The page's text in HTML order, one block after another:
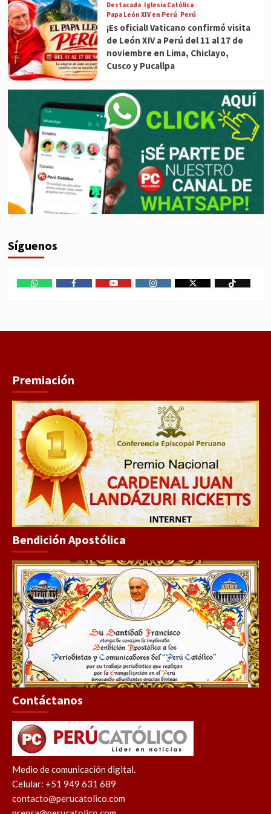
Destacada Iglesia Católica
Papa León XIV en Perú Perú
¡Es oficial! Vaticano confirmó visita
de León XIV a Perú del 11 al 17 de
noviembre en Lima, Chiclayo,
Cusco y Pucallpa
Síguenos
Premiación
Bendición Apostólica
Contáctanos
Medio de comunicación digital.
Celular: +51 949 631 689
contacto@perucatolico.com